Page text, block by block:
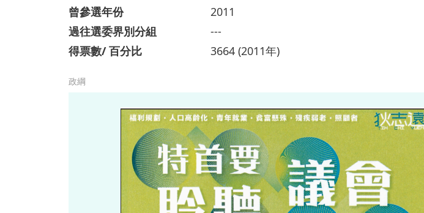
曾參選年份
2011
過往選委界別分組
---
得票數/ 百分比
3664 (2011年)
政綱